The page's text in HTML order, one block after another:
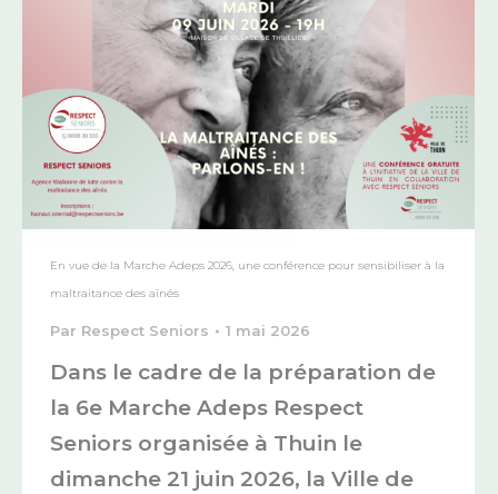
En vue de la Marche Adeps 2026, une conférence pour sensibiliser à la
maltraitance des aînés
Par Respect Seniors 1 mai 2026
Dans le cadre de la préparation de
la 6e Marche Adeps Respect
Seniors organisée à Thuin le
dimanche 21 juin 2026, la Ville de